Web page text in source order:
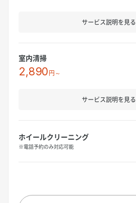
サービス説明を見る
室内清掃
2,890円～
サービス説明を見る
ホイールクリーニング
※電話予約のみ対応可能